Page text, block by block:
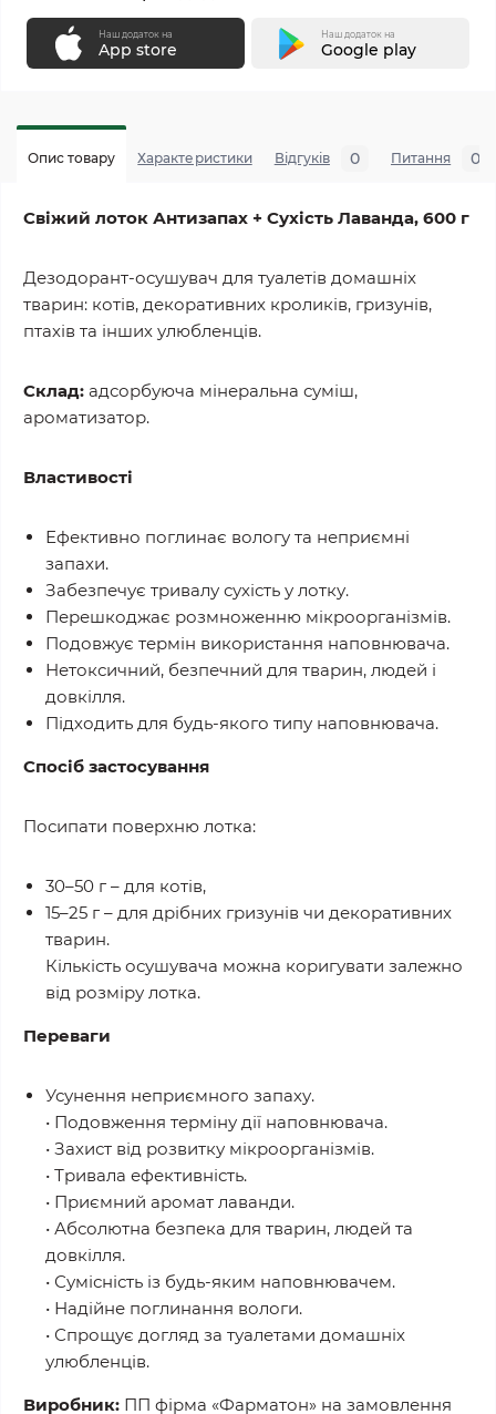
Наш додаток на
App store
Наш додаток на
Google play
Опис товару Характеристики Відгуків 0 Питання 0
Свіжий лоток Антизапах + Сухість Лаванда, 600 г
Дезодорант-осушувач для туалетів домашніх
тварин: котів, декоративних кроликів, гризунів,
птахів та інших улюбленців.
Склад: адсорбуюча мінеральна суміш,
ароматизатор.
Властивості
Ефективно поглинає вологу та неприємні
запахи.
Забезпечує тривалу сухість у лотку.
Перешкоджає розмноженню мікроорганізмів.
Подовжує термін використання наповнювача.
Нетоксичний, безпечний для тварин, людей і
довкілля.
Підходить для будь-якого типу наповнювача.
Спосіб застосування
Посипати поверхню лотка:
30–50 г – для котів,
15–25 г – для дрібних гризунів чи декоративних
тварин.
Кількість осушувача можна коригувати залежно
від розміру лотка.
Переваги
Усунення неприємного запаху.
• Подовження терміну дії наповнювача.
• Захист від розвитку мікроорганізмів.
• Тривала ефективність.
• Приємний аромат лаванди.
• Абсолютна безпека для тварин, людей та
довкілля.
• Сумісність із будь-яким наповнювачем.
• Надійне поглинання вологи.
• Спрощує догляд за туалетами домашніх
улюбленців.
Виробник: ПП фірма «Фарматон» на замовлення